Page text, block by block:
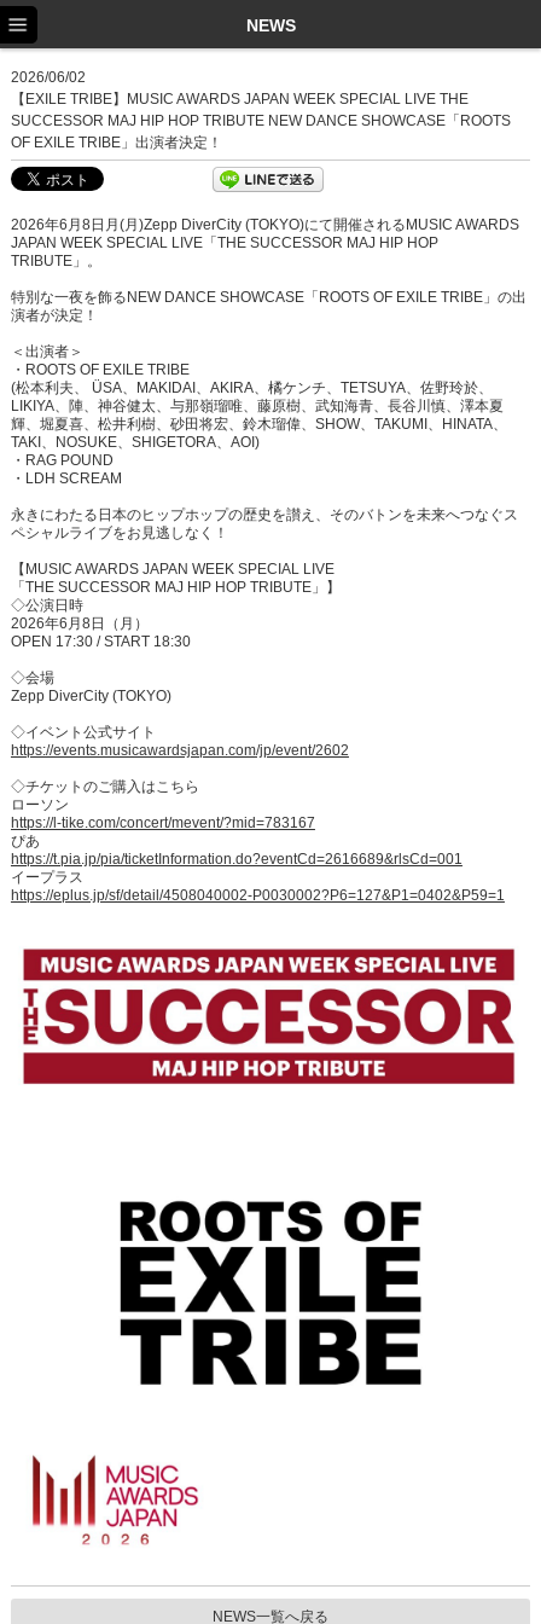
NEWS
2026/06/02
【EXILE TRIBE】MUSIC AWARDS JAPAN WEEK SPECIAL LIVE THE
SUCCESSOR MAJ HIP HOP TRIBUTE NEW DANCE SHOWCASE「ROOTS
OF EXILE TRIBE」出演者決定！
2026年6月8日月(月)Zepp DiverCity (TOKYO)にて開催されるMUSIC AWARDS
JAPAN WEEK SPECIAL LIVE「THE SUCCESSOR MAJ HIP HOP
TRIBUTE」。
特別な一夜を飾るNEW DANCE SHOWCASE「ROOTS OF EXILE TRIBE」の出
演者が決定！
＜出演者＞
・ROOTS OF EXILE TRIBE
(松本利夫、 ÜSA、MAKIDAI、AKIRA、橘ケンチ、TETSUYA、佐野玲於、
LIKIYA、陣、神谷健太、与那嶺瑠唯、藤原樹、武知海青、長谷川慎、澤本夏
輝、堀夏喜、松井利樹、砂田将宏、鈴木瑠偉、SHOW、TAKUMI、HINATA、
TAKI、NOSUKE、SHIGETORA、AOI)
・RAG POUND
・LDH SCREAM
永きにわたる日本のヒップホップの歴史を讃え、そのバトンを未来へつなぐス
ペシャルライブをお見逃しなく！
【MUSIC AWARDS JAPAN WEEK SPECIAL LIVE
「THE SUCCESSOR MAJ HIP HOP TRIBUTE」】
◇公演日時
2026年6月8日（月）
OPEN 17:30 / START 18:30
◇会場
Zepp DiverCity (TOKYO)
◇イベント公式サイト
https://events.musicawardsjapan.com/jp/event/2602
◇チケットのご購入はこちら
ローソン
https://l-tike.com/concert/mevent/?mid=783167
ぴあ
https://t.pia.jp/pia/ticketInformation.do?eventCd=2616689&rlsCd=001
イープラス
https://eplus.jp/sf/detail/4508040002-P0030002?P6=127&P1=0402&P59=1
NEWS一覧へ戻る
NEWS
SCHEDULE
PROFILE
EX FAMILY